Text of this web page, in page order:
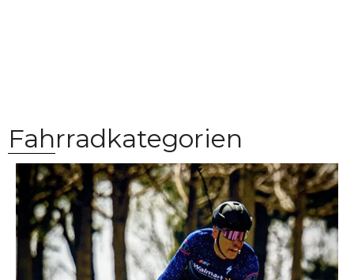
Fahrradkategorien